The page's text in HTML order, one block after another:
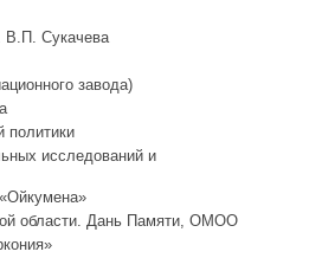
В.П. Сукачева
завода)
политики
исследований и
области. Дань Памяти, ОМОО